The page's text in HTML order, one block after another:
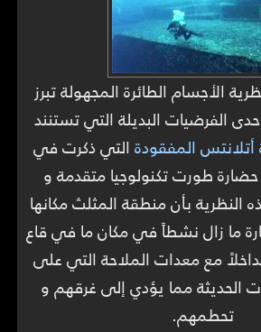
الأجسام الطائرة المجهولة تبرز
الفرضيات البديلة التي تستنند
المفقودةالتي ذكرت في
حضارة طورت تكنولوجيا متقدمة و
بأن منطقة المثلث مكانها
ما زال نشطاً في مكان ما في قاع
مع معدات الملاحة التي على
الحديثة مما يؤدي إلى غرقهم و
تحطمهم.